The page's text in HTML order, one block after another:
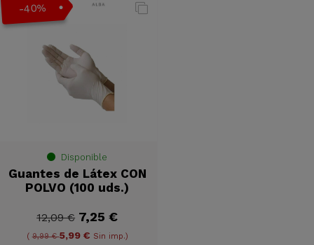
-40%
Disponible
Guantes de Látex CON
POLVO (100 uds.)
12,09 € 7,25 €
(9,99 €5,99 € Sin imp.)